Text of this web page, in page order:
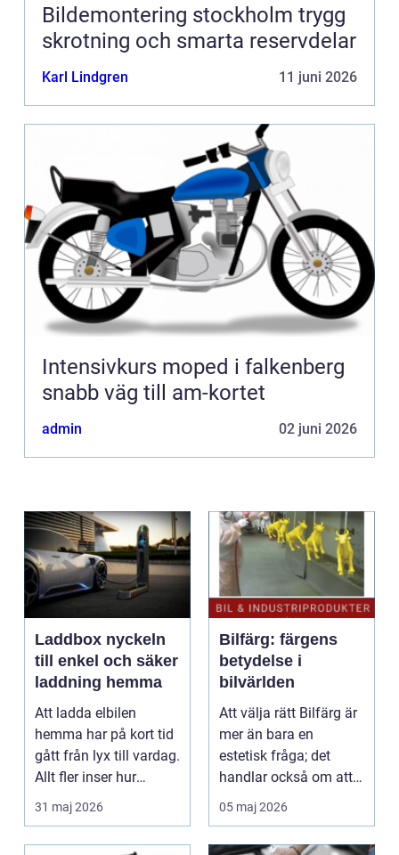
Bildemontering stockholm trygg
skrotning och smarta reservdelar
Karl Lindgren 11 juni 2026
Intensivkurs moped i falkenberg
snabb väg till am-kortet
admin 02 juni 2026
Laddbox nyckeln
till enkel och säker
laddning hemma
Att ladda elbilen
hemma har på kort tid
gått från lyx till vardag.
Allt fler inser hur
smidigt det ä...
31 maj 2026
Bilfärg: färgens
betydelse i
bilvärlden
Att välja rätt Bilfärg är
mer än bara en
estetisk fråga; det
handlar också om att
förstå hur val av ...
05 maj 2026